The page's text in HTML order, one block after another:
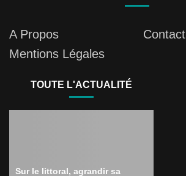
A Propos
Contact
Mentions Légales
TOUTE L'ACTUALITÉ
Sur le littoral, agrandir sa